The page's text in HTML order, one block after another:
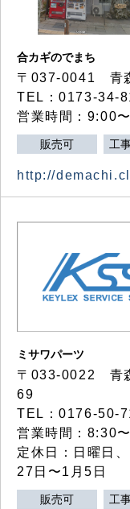
合カギのでまち
〒037-0041 青
TEL：0173-34-
営業時間：9:00
販売可 工
http://
ミサワパーツ
〒033-0022 青
69
TEL：0176-50-
営業時間：8:30
定休日：日曜日
27日〜1月5日
販売可 工